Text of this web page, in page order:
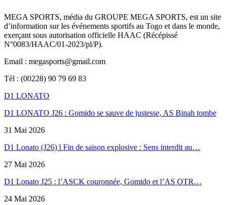
MEGA SPORTS, média du GROUPE MEGA SPORTS, est un site
d’information sur les événements sportifs au Togo et dans le monde,
exerçant sous autorisation officielle HAAC (Récépissé
N°0083/HAAC/01-2023/pl/P).
Email : megasports@gmail.com
Tél : (00228) 90 79 69 83
D1 LONATO
D1 LONATO J26 : Gomido se sauve de justesse, AS Binah tombe
31 Mai 2026
D1 Lonato (J26) l Fin de saison explosive : Sens interdit au…
27 Mai 2026
D1 Lonato J25 : l’ASCK couronnée, Gomido et l’AS OTR…
24 Mai 2026